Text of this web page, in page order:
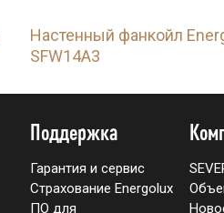
Настенный фанкойл
SFW14A3
Поддержка
Гарантия и сервис
Страхование Energolux
ПО для